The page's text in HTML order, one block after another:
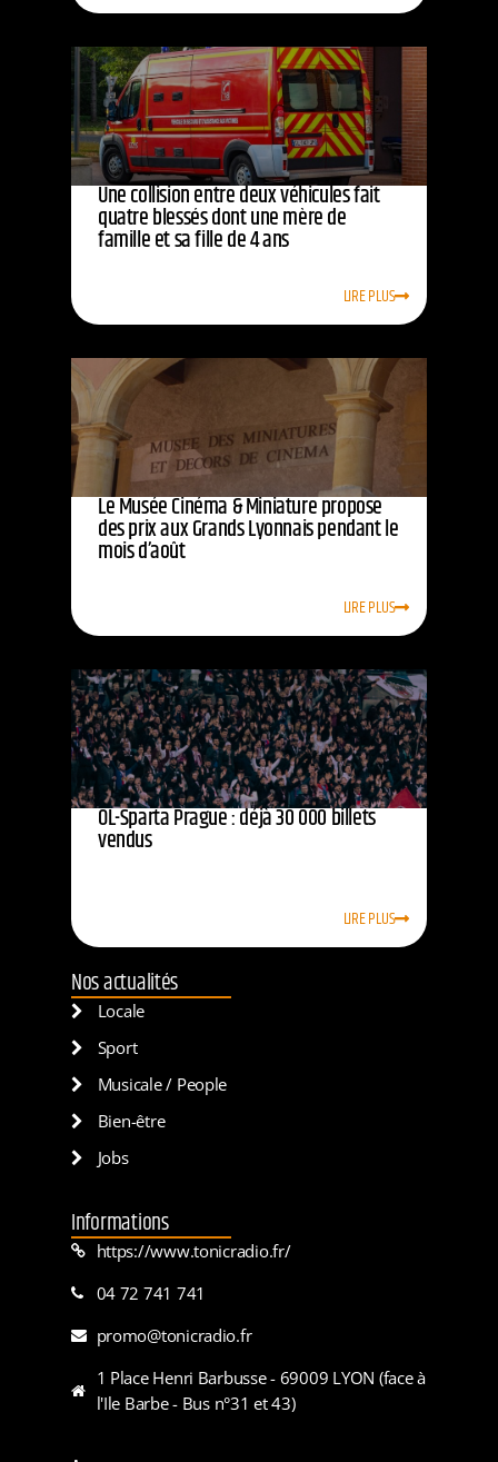
Une collision entre deux véhicules fait
quatre blessés dont une mère de
famille et sa fille de 4 ans
LIRE PLUS
Le Musée Cinéma & Miniature propose
des prix aux Grands Lyonnais pendant le
mois d’août
LIRE PLUS
OL-Sparta Prague : déjà 30 000 billets
vendus
LIRE PLUS
Nos actualités
Locale
Sport
Musicale / People
Bien-être
Jobs
Informations
https://www.tonicradio.fr/
04 72 741 741
promo@tonicradio.fr
1 Place Henri Barbusse - 69009 LYON (face à
l'Ile Barbe - Bus n°31 et 43)